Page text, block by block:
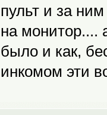
пульт и за
на монитор....
было и как,
инкомом эти